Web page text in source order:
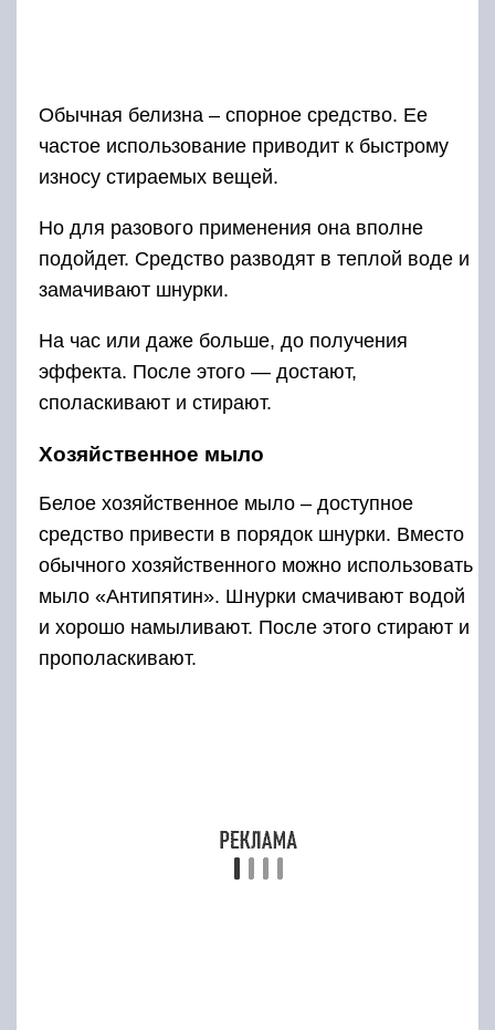
Хозяйственное мыло
Белое хозяйственное мыло – доступное
средство привести в порядок шнурки. Вместо
обычного хозяйственного можно использовать
мыло «Антипятин». Шнурки смачивают водой
и хорошо намыливают. После этого стирают и
Кислородные отбеливатели и
пятновыводители
Кислородные отбеливатели – средства
на случай стирки белых вещей. Для шнурков
лучше всего использовать замачивание в
растворе кислородного отбеливателя.
К наиболее популярным средствам относятся:
«Vanish»;
Как правильно подобрать